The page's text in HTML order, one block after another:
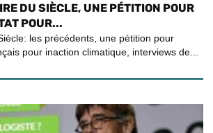
DU SIÈCLE, UNE PÉTITION POUR
POUR...
les précédents, une pétition pour
pour inaction climatique, interviews de...